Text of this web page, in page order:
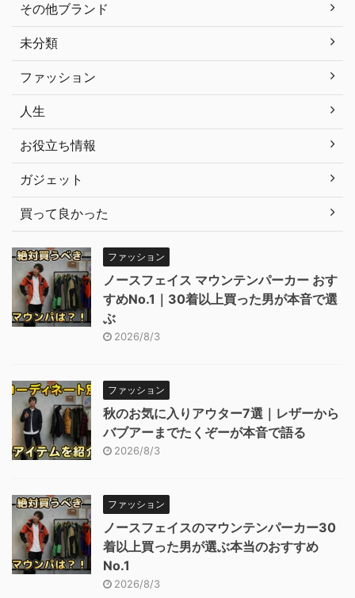
その他ブランド
未分類
ファッション
人生
お役立ち情報
ガジェット
買って良かった
ファッション
ノースフェイス マウンテンパーカー おす
すめNo.1｜30着以上買った男が本音で選
ぶ
2026/8/3
ファッション
秋のお気に入りアウター7選｜レザーから
バブアーまでたくぞーが本音で語る
2026/8/3
ファッション
ノースフェイスのマウンテンパーカー30
着以上買った男が選ぶ本当のおすすめ
No.1
2026/8/3